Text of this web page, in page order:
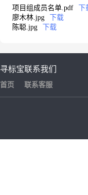
项目组成员名单.pdf
廖木林.jpg
下载
陈聪.jpg
下载
寻标宝
首页
联系我们
联系客服